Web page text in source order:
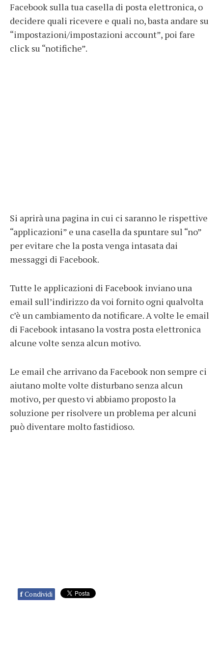
Facebook sulla tua casella di posta elettronica, o
decidere quali ricevere e quali no, basta andare su
“impostazioni/impostazioni account”, poi fare
click su “notifiche”.
Si aprirà una pagina in cui ci saranno le rispettive
“applicazioni” e una casella da spuntare sul “no”
per evitare che la posta venga intasata dai
messaggi di Facebook.
Tutte le applicazioni di Facebook inviano una
email sull’indirizzo da voi fornito ogni qualvolta
c’è un cambiamento da notificare. A volte le email
di Facebook intasano la vostra posta elettronica
alcune volte senza alcun motivo.
Le email che arrivano da Facebook non sempre ci
aiutano molte volte disturbano senza alcun
motivo, per questo vi abbiamo proposto la
soluzione per risolvere un problema per alcuni
può diventare molto fastidioso.
f Condividi